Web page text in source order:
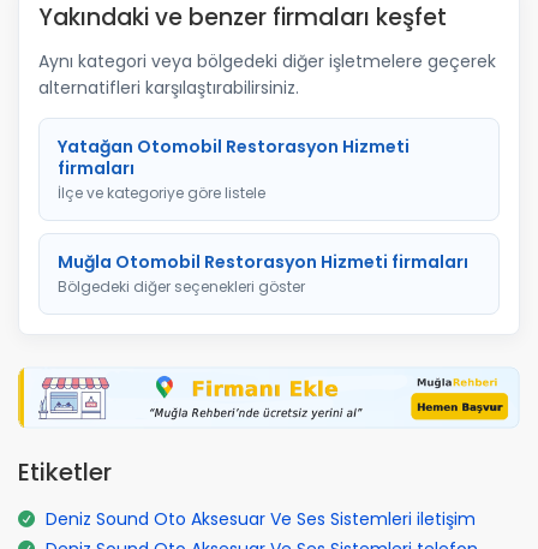
Yakındaki ve benzer firmaları keşfet
Aynı kategori veya bölgedeki diğer işletmelere geçerek
alternatifleri karşılaştırabilirsiniz.
Yatağan Otomobil Restorasyon Hizmeti
firmaları
İlçe ve kategoriye göre listele
Muğla Otomobil Restorasyon Hizmeti firmaları
Bölgedeki diğer seçenekleri göster
Etiketler
Deniz Sound Oto Aksesuar Ve Ses Sistemleri iletişim